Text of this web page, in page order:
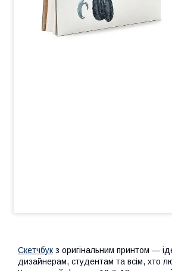
Скетчбук з оригінальним принтом —
дизайнерам, студентам та всім, хто